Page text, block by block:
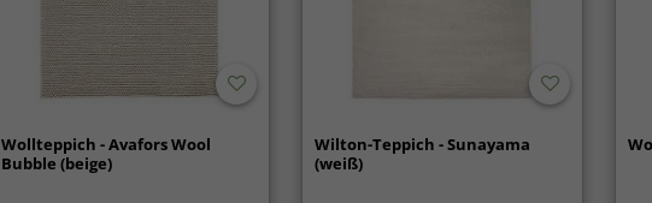
Wollteppich - Avafors Wool
Bubble (beige)
Wilton-Teppich - Sunayama
(weiß)